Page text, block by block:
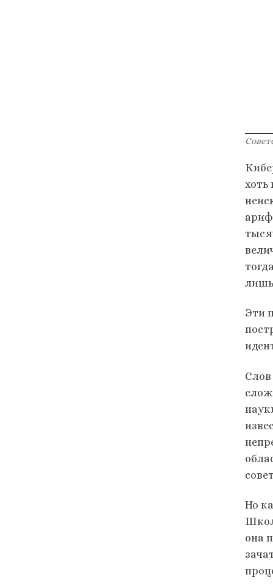
хоть
лишь
Эти
Но
она